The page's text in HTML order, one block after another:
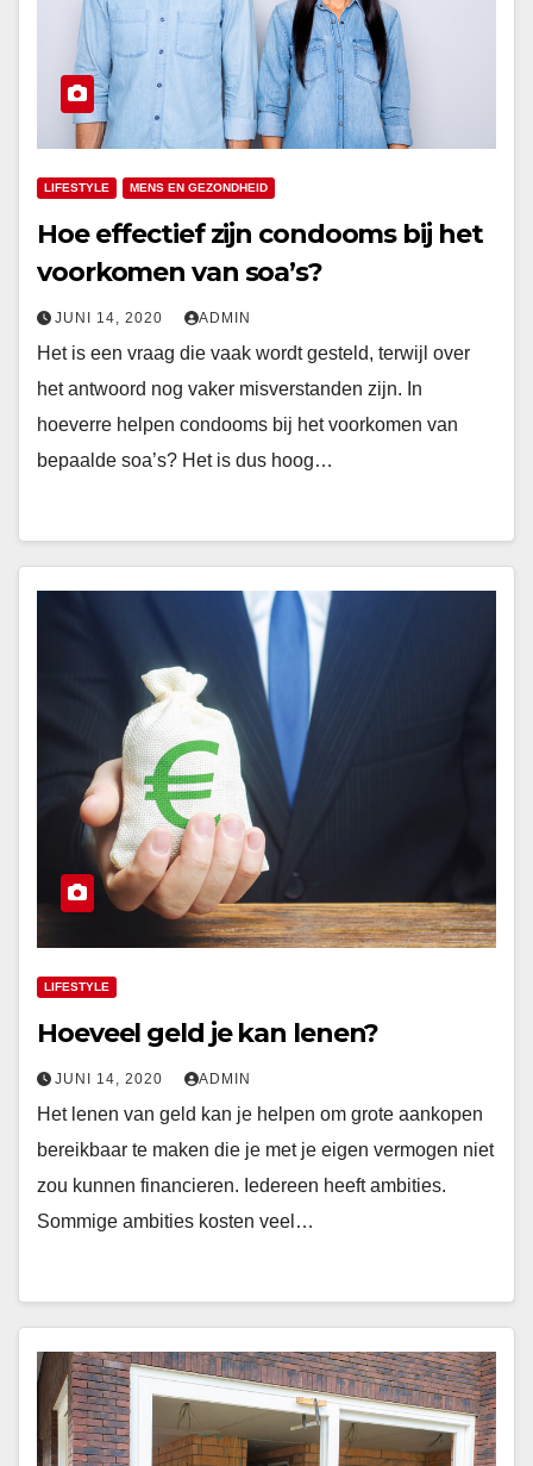
LIFESTYLE MENS EN GEZONDHEID
Hoe effectief zijn condooms bij het
voorkomen van soa’s?
JUNI 14, 2020 ADMIN
Het is een vraag die vaak wordt gesteld, terwijl over
het antwoord nog vaker misverstanden zijn. In
hoeverre helpen condooms bij het voorkomen van
bepaalde soa’s? Het is dus hoog…
LIFESTYLE
Hoeveel geld je kan lenen?
JUNI 14, 2020 ADMIN
Het lenen van geld kan je helpen om grote aankopen
bereikbaar te maken die je met je eigen vermogen niet
zou kunnen financieren. Iedereen heeft ambities.
Sommige ambities kosten veel…